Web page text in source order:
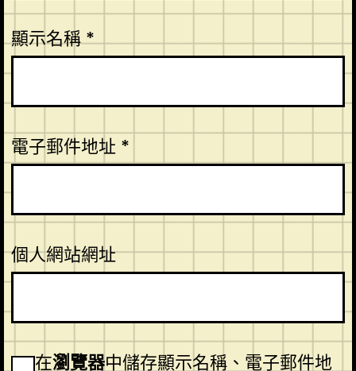
顯示名稱*
電子郵件地址 *
個人網站網址
在瀏覽器中儲存顯示名稱、電子郵件地